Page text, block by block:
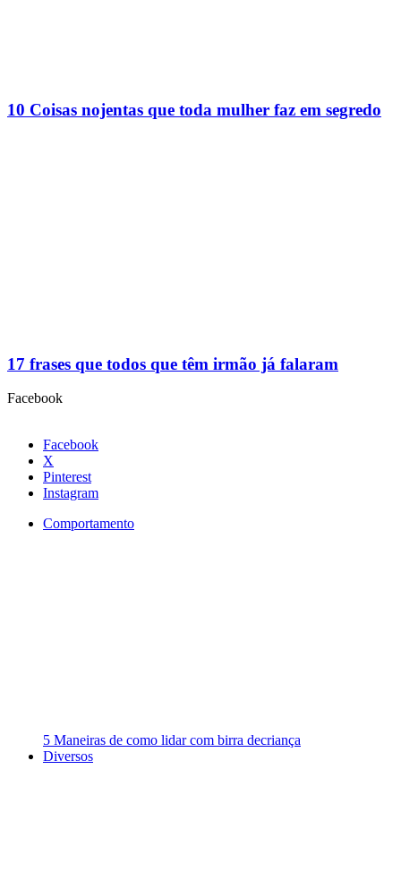
10 Coisas nojentas que toda mulher faz em segredo
17 frases que todos que têm irmão já falaram
Facebook
Facebook
X
Pinterest
Instagram
Comportamento
5 Maneiras de como lidar com birra decriança
Diversos